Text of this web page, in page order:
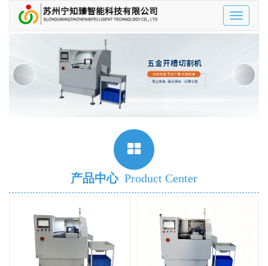
Toggle
‹ ›
产品中心 Product Center